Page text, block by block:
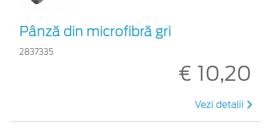
Pânză din microfibră gri
2837335
€ 10,20
Vezi detalii